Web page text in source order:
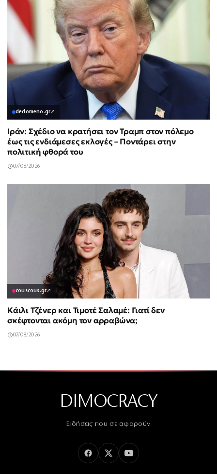
dedomeno.gr↗
Ιράν: Σχέδιο να κρατήσει τον Τραμπ στον πόλεμο
έως τις ενδιάμεσες εκλογές – Ποντάρει στην
πολιτική φθορά του
07/08/2026
couscous.gr↗
Κάιλι Τζένερ και Τιμοτέ Σαλαμέ: Γιατί δεν
σκέφτονται ακόμη τον αρραβώνα;
07/08/2026
DIMOCRACY
Ειδήσεις που σε αφορούν.